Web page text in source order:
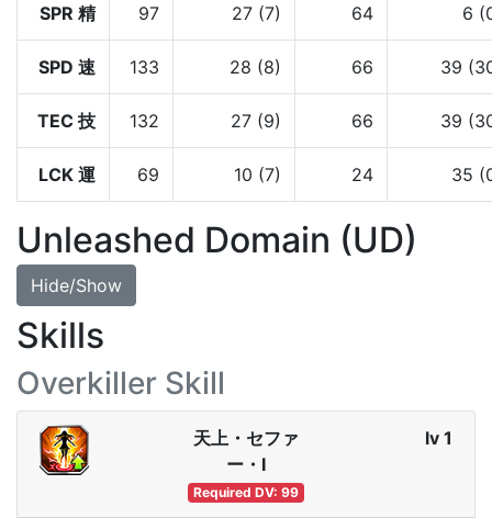
SPR 精 97 27 (7) 64 6
SPD 速 133 28 (8) 66 39
TEC 技 132 27 (9) 66 39
LCK 運 69 10 (7) 24 35
Unleashed Domain (UD)
Hide/Show
Skills
Overkiller Skill
天上・セファ
ー・Ⅰ
Required DV: 99
lv 1